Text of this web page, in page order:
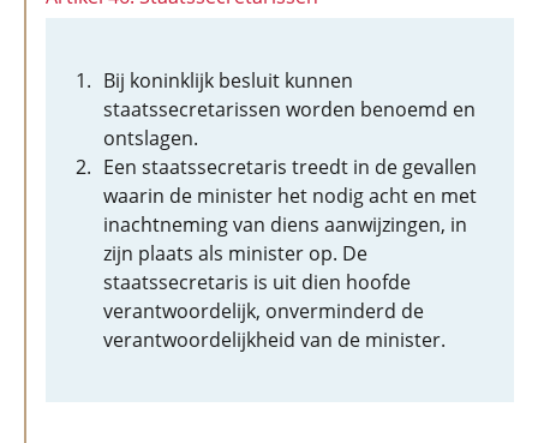
Bij koninklijk besluit kunnen
staatssecretarissen worden benoemd en
ontslagen.
Een staatssecretaris treedt in de gevallen
waarin de minister het nodig acht en met
inachtneming van diens aanwijzingen, in
zijn plaats als minister op. De
staatssecretaris is uit dien hoofde
verantwoordelijk, onverminderd de
verantwoordelijkheid van de minister.